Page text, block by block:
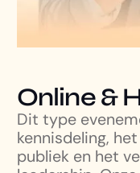
Online &
Dit type
kennisdeling,
publiek en het